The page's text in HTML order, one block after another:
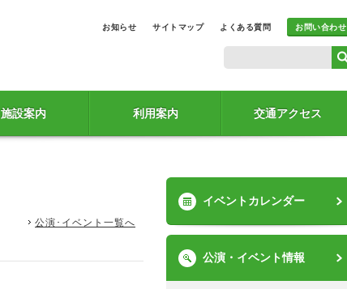
お知らせ サイトマップ よくある質問 お問い合わせ
施設案内 利用案内 交通アクセス
公演･イベント一覧へ
イベントカレンダー
公演・イベント情報